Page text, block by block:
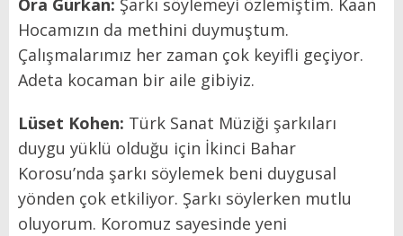
Ora Gürkan: Şarkı söylemeyi özlemiştim. Kaan
Hocamızın da methini duymuştum.
Çalışmalarımız her zaman çok keyifli geçiyor.
Adeta kocaman bir aile gibiyiz.
Lüset Kohen: Türk Sanat Müziği şarkıları
duygu yüklü olduğu için İkinci Bahar
Korosu’nda şarkı söylemek beni duygusal
yönden çok etkiliyor. Şarkı söylerken mutlu
oluyorum. Koromuz sayesinde yeni